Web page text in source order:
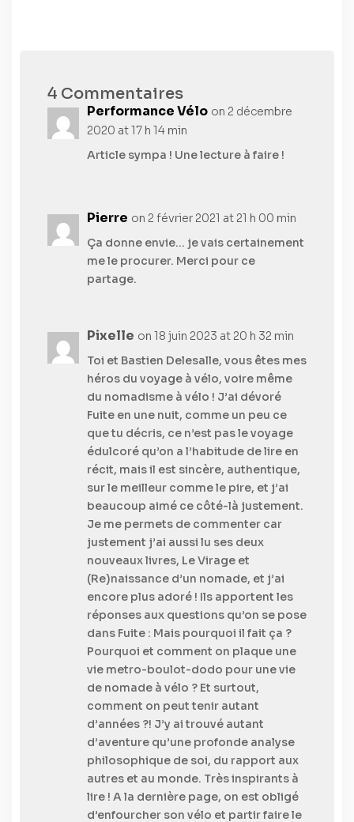
4 Commentaires
Performance Vélo on 2 décembre
2020 at 17 h 14 min
Article sympa ! Une lecture à faire !
Pierre on 2 février 2021 at 21 h 00 min
Ça donne envie… je vais certainement
me le procurer. Merci pour ce
partage.
Pixelle on 18 juin 2023 at 20 h 32 min
Toi et Bastien Delesalle, vous êtes mes
héros du voyage à vélo, voire même
du nomadisme à vélo ! J’ai dévoré
Fuite en une nuit, comme un peu ce
que tu décris, ce n’est pas le voyage
édulcoré qu’on a l’habitude de lire en
récit, mais il est sincère, authentique,
sur le meilleur comme le pire, et j’ai
beaucoup aimé ce côté-là justement.
Je me permets de commenter car
justement j’ai aussi lu ses deux
nouveaux livres, Le Virage et
(Re)naissance d’un nomade, et j’ai
encore plus adoré ! Ils apportent les
réponses aux questions qu’on se pose
dans Fuite : Mais pourquoi il fait ça ?
Pourquoi et comment on plaque une
vie metro-boulot-dodo pour une vie
de nomade à vélo ? Et surtout,
comment on peut tenir autant
d’années ?! J’y ai trouvé autant
d’aventure qu’une profonde analyse
philosophique de soi, du rapport aux
autres et au monde. Très inspirants à
lire ! A la dernière page, on est obligé
d’enfourcher son vélo et partir faire le